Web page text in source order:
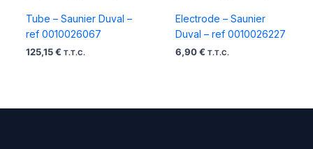
Tube – Saunier Duval –
ref 0010026067
125,15 € T.T.C.
Electrode – Saunier
Duval – ref 0010026227
6,90 € T.T.C.